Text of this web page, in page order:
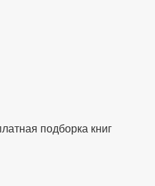
подборка книг